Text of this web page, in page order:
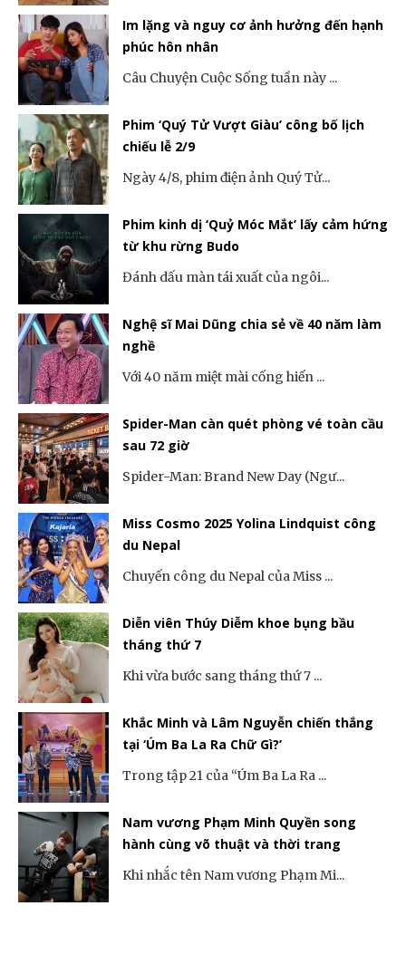
Im lặng và nguy cơ ảnh hưởng đến hạnh
phúc hôn nhân
Câu Chuyện Cuộc Sống tuần này ...
Phim ‘Quý Tử Vượt Giàu’ công bố lịch
chiếu lễ 2/9
Ngày 4/8, phim điện ảnh Quý Tử...
Phim kinh dị ‘Quỷ Móc Mắt’ lấy cảm hứng
từ khu rừng Budo
Đánh dấu màn tái xuất của ngôi...
Nghệ sĩ Mai Dũng chia sẻ về 40 năm làm
nghề
Với 40 năm miệt mài cống hiến ...
Spider-Man càn quét phòng vé toàn cầu
sau 72 giờ
Spider-Man: Brand New Day (Ngư...
Miss Cosmo 2025 Yolina Lindquist công
du Nepal
Chuyến công du Nepal của Miss ...
Diễn viên Thúy Diễm khoe bụng bầu
tháng thứ 7
Khi vừa bước sang tháng thứ 7 ...
Khắc Minh và Lâm Nguyễn chiến thắng
tại ‘Úm Ba La Ra Chữ Gì?’
Trong tập 21 của “Úm Ba La Ra ...
Nam vương Phạm Minh Quyền song
hành cùng võ thuật và thời trang
Khi nhắc tên Nam vương Phạm Mi...